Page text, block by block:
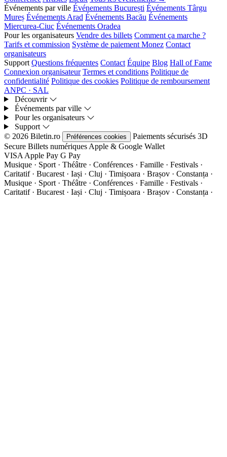
Événements par ville Événements București Événements Târgu
Mureș Événements Arad Événements Bacău Événements
Miercurea-Ciuc Événements Oradea
Pour les organisateurs Vendre des billets Comment ça marche ?
Tarifs et commission Système de paiement Monez Contact
organisateurs
Support Questions fréquentes Contact Équipe Blog Hall of Fame
Connexion organisateur Termes et conditions Politique de
confidentialité Politique des cookies Politique de remboursement
ANPC · SAL
Découvrir
Événements par ville
Pour les organisateurs
Support
© 2026 Biletin.ro
Préférences cookies Paiements sécurisés 3D
Secure Billets numériques Apple & Google Wallet
VISA Apple Pay G Pay
Musique · Sport · Théâtre · Conférences · Famille · Festivals ·
Caritatif · Bucarest · Iași · Cluj · Timișoara · Brașov · Constanța ·
Musique · Sport · Théâtre · Conférences · Famille · Festivals ·
Caritatif · Bucarest · Iași · Cluj · Timișoara · Brașov · Constanța ·